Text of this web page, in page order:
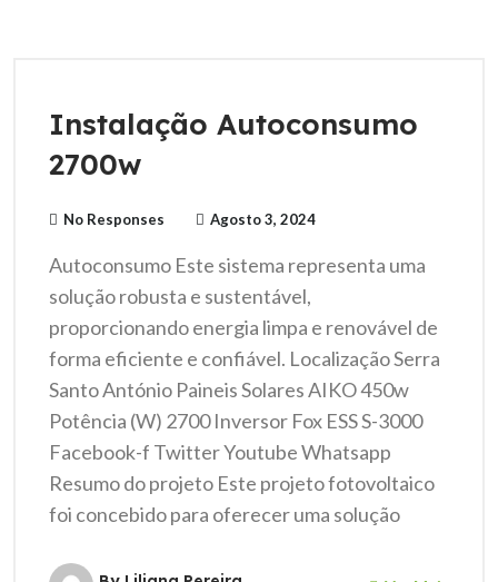
Instalação Autoconsumo
2700w
No Responses Agosto 3, 2024
Autoconsumo Este sistema representa uma
solução robusta e sustentável,
proporcionando energia limpa e renovável de
forma eficiente e confiável. Localização Serra
Santo António Paineis Solares AIKO 450w
Potência (W) 2700 Inversor Fox ESS S-3000
Facebook-f Twitter Youtube Whatsapp
Resumo do projeto Este projeto fotovoltaico
foi concebido para oferecer uma solução